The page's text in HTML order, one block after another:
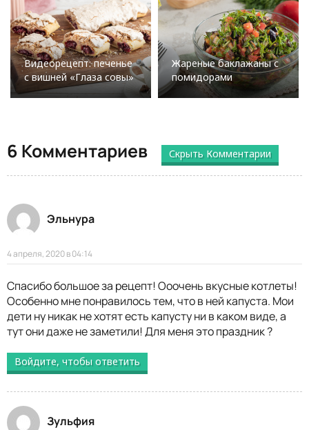
Видеорецепт: печенье
с вишней «Глаза совы»
Жареные баклажаны с
помидорами
6 Комментариев Скрыть Комментарии
Эльнура
4 апреля, 2020 в 04:14
Спасибо большое за рецепт! Ооочень вкусные котлеты!
Особенно мне понравилось тем, что в ней капуста. Мои
дети ну никак не хотят есть капусту ни в каком виде, а
тут они даже не заметили! Для меня это праздник ?
Войдите, чтобы ответить
Зульфия